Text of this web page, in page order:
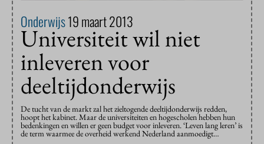
Onderwijs19 maart 2013
Universiteit wil niet
inleveren voor
deeltijdonderwijs
De tucht van de markt zal het zieltogende deeltijdonderwijs redden,
hoopt het kabinet. Maar de universiteiten en hogescholen hebben hun
bedenkingen en willen er geen budget voor inleveren. ‘Leven lang leren’ is
de term waarmee de overheid werkend Nederland aanmoedigt…